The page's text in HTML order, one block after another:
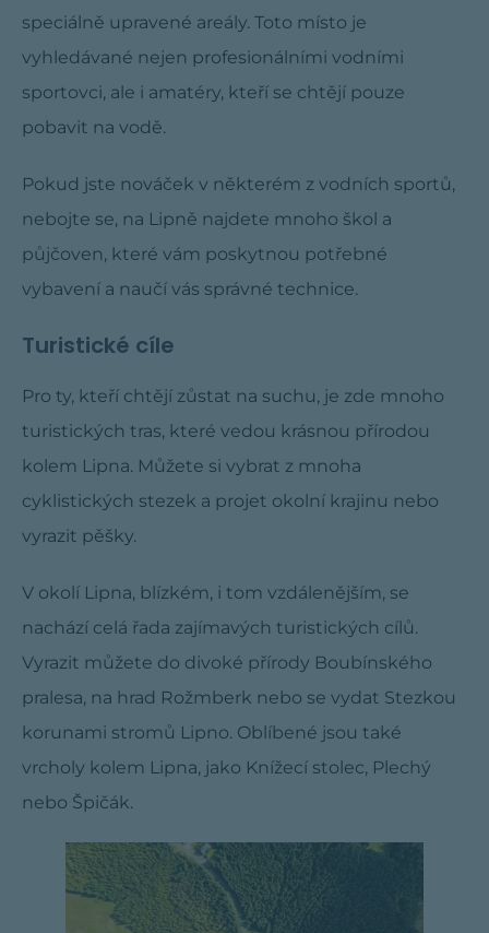
speciálně upravené areály. Toto místo je
vyhledávané nejen profesionálními vodními
sportovci, ale i amatéry, kteří se chtějí pouze
pobavit na vodě.
Pokud jste nováček v některém z vodních sportů,
nebojte se, na Lipně najdete mnoho škol a
půjčoven, které vám poskytnou potřebné
vybavení a naučí vás správné technice.
Turistické cíle
Pro ty, kteří chtějí zůstat na suchu, je zde mnoho
turistických tras, které vedou krásnou přírodou
kolem Lipna. Můžete si vybrat z mnoha
cyklistických stezek a projet okolní krajinu nebo
vyrazit pěšky.
V okolí Lipna, blízkém, i tom vzdálenějším, se
nachází celá řada zajímavých turistických cílů.
Vyrazit můžete do divoké přírody Boubínského
pralesa, na hrad Rožmberk nebo se vydat Stezkou
korunami stromů Lipno. Oblíbené jsou také
vrcholy kolem Lipna, jako Knížecí stolec, Plechý
nebo Špičák.